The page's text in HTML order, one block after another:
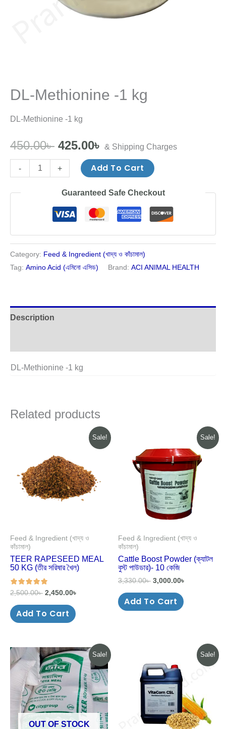
DL-Methionine -1 kg
DL-Methionine -1 kg
450.00৳ 425.00৳ & Shipping Charges
- + Add To Cart
Guaranteed Safe Checkout
Category: Feed & Ingredient (খাদ্য ও কাঁচামাল)
Tag: Amino Acid (এমিনো এসিড) Brand: ACI ANIMAL HEALTH
Description
DL-Methionine -1 kg
Related products
Sale!
Feed & Ingredient (খাদ্য ও
কাঁচামাল)
TEER RAPESEED MEAL
50 KG (তীর সরিষার খৈল)
out of 5
2,500.00৳
2,500.00৳ .
2,450.00৳
Current
price
Add To Cart
Sale!
Feed & Ingredient (খাদ্য ও
কাঁচামাল)
Cattle Boost Powder (ক্যাটল
বুস্ট পাউডার)- 10 কেজি
3,330.00৳
was:
3,330.00৳ .
3,000.00৳
Current
price
is:
3,000.00৳ .
Add To Cart
Sale!
OUT OF STOCK
Original
price
was:
3,150.00৳ .
Current
price
is:
3,000.00৳ .
Sale!
was:
3,350.00৳ .
Current
price